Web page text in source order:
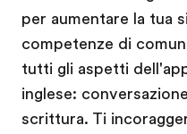
per aumentare la tua
competenze di
tutti gli aspetti
inglese:
scrittura. Ti